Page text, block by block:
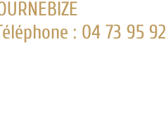
04 73 95 92 20